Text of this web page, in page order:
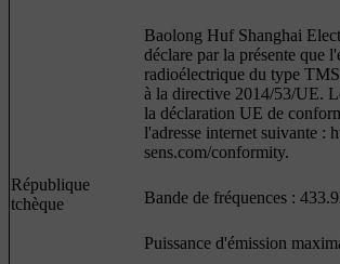
République
tchèque
Baolong Huf Shanghai
déclare par la présente que
radioélectrique du type
à la directive 2014/53/UE.
la déclaration UE de
l'adresse internet suivante :
sens.com/conformity.
Bande de fréquences :
Puissance d'émission